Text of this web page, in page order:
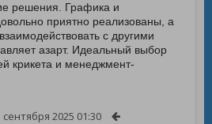
решения. Графика и
приятно реализованы, а
с другими
азарт. Идеальный выбор
крикета и менеджмент-
сентября 2025 01:30